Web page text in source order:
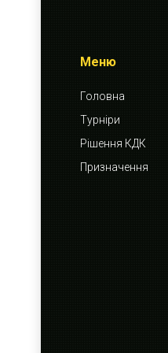
Меню
Головна
Турніри
Рішення КДК
Призначення